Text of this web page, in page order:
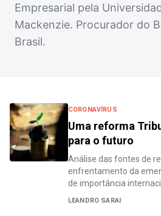
Empresarial pela
Mackenzie. Procurador do
Brasil.
CORONAVÍRUS
Uma reforma
para o futuro
Análise das fontes de
enfrentamento da
de importância
LEANDRO SARAI